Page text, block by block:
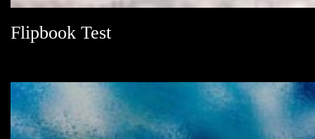
Flipbook Test